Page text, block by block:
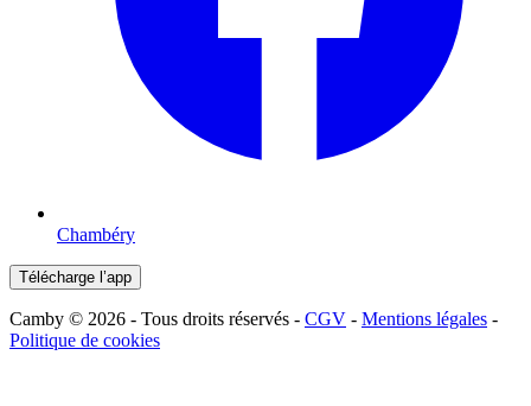
Chambéry
Télécharge l’app
Camby © 2026 - Tous droits réservés - CGV - Mentions légales -
Politique de cookies